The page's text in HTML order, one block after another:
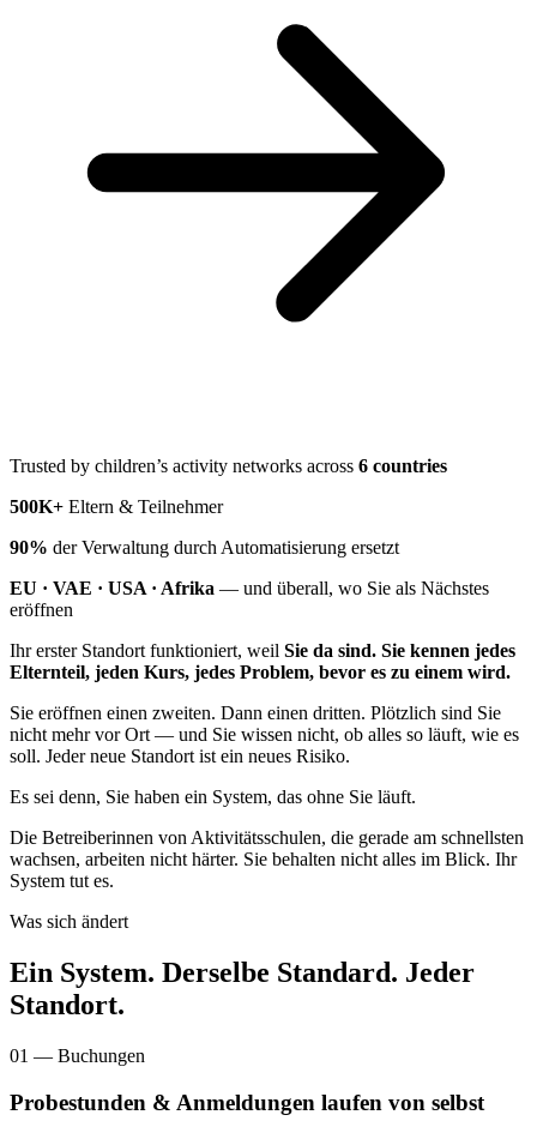
Trusted by children’s activity networks across 6 countries
500K+ Eltern & Teilnehmer
90% der Verwaltung durch Automatisierung ersetzt
EU · VAE · USA · Afrika — und überall, wo Sie als Nächstes
eröffnen
Ihr erster Standort funktioniert, weil Sie da sind. Sie kennen jedes
Elternteil, jeden Kurs, jedes Problem, bevor es zu einem wird.
Sie eröffnen einen zweiten. Dann einen dritten. Plötzlich sind Sie
nicht mehr vor Ort — und Sie wissen nicht, ob alles so läuft, wie es
soll. Jeder neue Standort ist ein neues Risiko.
Es sei denn, Sie haben ein System, das ohne Sie läuft.
Die Betreiberinnen von Aktivitätsschulen, die gerade am schnellsten
wachsen, arbeiten nicht härter. Sie behalten nicht alles im Blick. Ihr
System tut es.
Was sich ändert
Ein System. Derselbe Standard. Jeder
Standort.
01 — Buchungen
Probestunden & Anmeldungen laufen von selbst